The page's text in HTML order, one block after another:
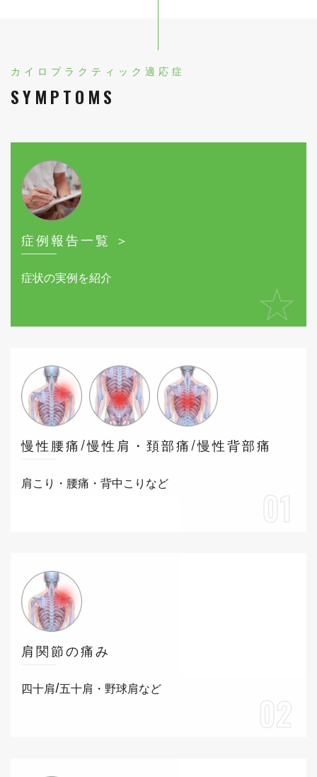
カイロプラクティック適応症
SYMPTOMS
症例報告一覧 ＞
症状の実例を紹介
★
慢性腰痛/慢性肩・頚部痛/慢性背部痛
肩こり・腰痛・背中こりなど
01
肩関節の痛み
四十肩/五十肩・野球肩など
02